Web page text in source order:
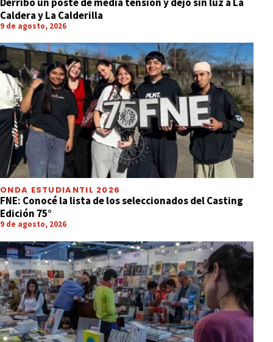
Caldera y La Calderilla
9 de agosto, 2026
ONDA ESTUDIANTIL 2026
FNE: Conocé la lista de los seleccionados del Casting
Edición 75°
9 de agosto, 2026